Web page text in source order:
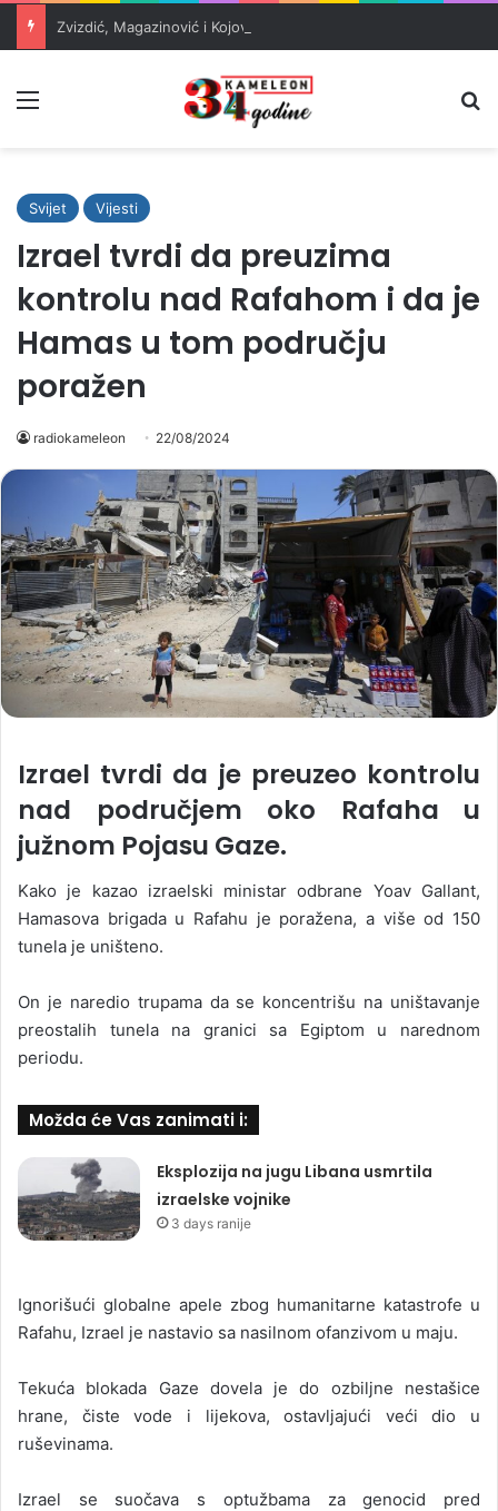
Svijet Vijesti
Izrael tvrdi da preuzima
kontrolu nad Rafahom i da je
Hamas u tom području
poražen
radiokameleon 22/08/2024
Izrael tvrdi da je preuzeo kontrolu
nad područjem oko Rafaha u
južnom Pojasu Gaze.
Kako je kazao izraelski ministar odbrane Yoav Gallant,
Hamasova brigada u Rafahu je poražena, a više od 150
tunela je uništeno.
On je naredio trupama da se koncentrišu na uništavanje
preostalih tunela na granici sa Egiptom u narednom
periodu.
Možda će Vas zanimati i:
Eksplozija na jugu Libana usmrtila
izraelske vojnike
3 days ranije
Ignorišući globalne apele zbog humanitarne katastrofe u
Rafahu, Izrael je nastavio sa nasilnom ofanzivom u maju.
Tekuća blokada Gaze dovela je do ozbiljne nestašice
hrane, čiste vode i lijekova, ostavljajući veći dio u
ruševinama.
Izrael se suočava s optužbama za genocid pred